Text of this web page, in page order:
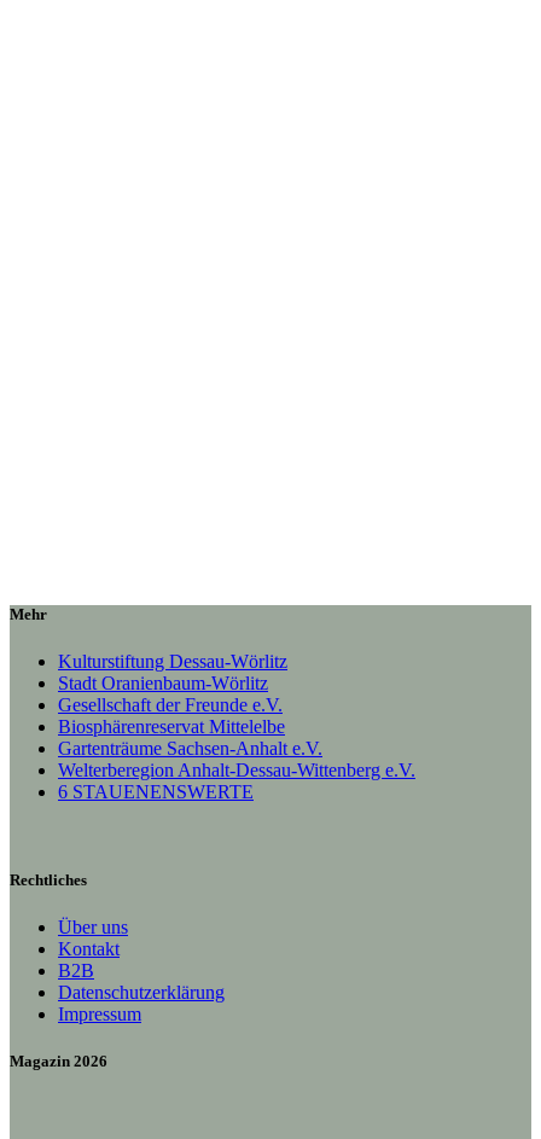
Mehr
Kulturstiftung Dessau-Wörlitz
Stadt Oranienbaum-Wörlitz
Gesellschaft der Freunde e.V.
Biosphärenreservat Mittelelbe
Gartenträume Sachsen-Anhalt e.V.
Welterberegion Anhalt-Dessau-Wittenberg e.V.
6 STAUENENSWERTE
Rechtliches
Über uns
Kontakt
B2B
Datenschutzerklärung
Impressum
Magazin 2026